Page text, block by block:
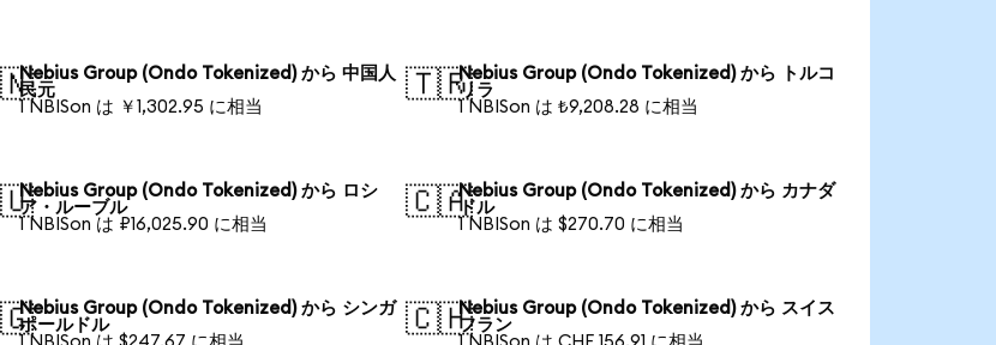
Nebius Group (Ondo Tokenized) から 中国人
民元
1 NBISon は ￥1,302.95 に相当
🇹🇷Nebius Group (Ondo Tokenized) から トルコ
リラ
1 NBISon は ₺9,208.28 に相当
Nebius Group (Ondo Tokenized) から ロシ
ア・ルーブル
1 NBISon は ₽16,025.90 に相当
🇨🇦Nebius Group (Ondo Tokenized) から カナダ
ドル
1 NBISon は $270.70 に相当
Nebius Group (Ondo Tokenized) から シンガ
ポールドル
🇨🇭Nebius Group (Ondo Tokenized) から スイス
フラン